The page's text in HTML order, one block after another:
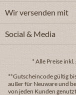
Wir versenden mit
Social & Media
* Alle Preise
**Gutscheincode gültig
außer für Neuware und
von jeden Kunden